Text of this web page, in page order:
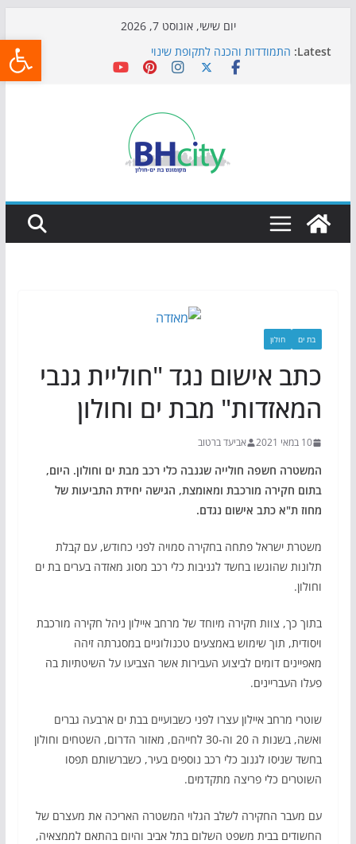
יום שישי, אוגוסט 7, 2026
Latest: התמודדות והכנה לתקופת שינוי
אי ההרפתקאות ממשיך לכבוש את הגינות: מאות משפחות
כדורגל באווירה מיוחדת: הקרנת גמר המונדיאל בטרמינל
הקיץ של בני הנוער בבת־ים: חוף הריביירה הופך למרחב
בטוח בשעות הערב
בת ים חולון
כתב אישום נגד "חוליית גנבי
המאזדות" מבת ים וחולון
10 במאי 2021 אביעד ברטוב
המשטרה חשפה חולייה שגנבה כלי רכב מבת ים וחולון. היום,
בתום חקירה מורכבת ומאומצת, הגישה יחידת התביעות של
מחוז ת"א כתב אישום נגדם.
משטרת ישראל פתחה בחקירה סמויה לפני כחודש, עם קבלת
תלונות שהוגשו בחשד לגניבות כלי רכב מסוג מאזדה בערים בת ים
וחולון.
בתוך כך, צוות חקירה מיוחד של מרחב איילון ניהל חקירה מורכבת
ויסודית, תוך שימוש באמצעים טכנולוגיים במסגרתה זיהה
מאפיינים דומים לביצוע העבירות אשר הצביעו על השיטתיות בה
פעלו העבריינים.
שוטרי מרחב איילון עצרו לפני כשבועיים בבת ים ארבעה גברים
ואשה, בשנות ה 20 וה-30 לחייהם, מאזור הדרום, השטחים וחולון
בחשד שניסו לגנוב כלי רכב נוספים בעיר, כשברשותם תפסו
השוטרים כלי פריצה מתקדמים.
עם מעבר החקירה לשלב הגלוי המשטרה האריכה את מעצרם של
החשודים בבית משפט השלום בתל אביב והיום בהתאם לממצאיה,